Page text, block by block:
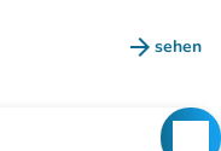
arrow_forward sehen
(new